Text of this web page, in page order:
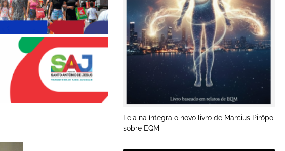
Leia na íntegra o novo livro de Marcius Pirôpo
sobre EQM